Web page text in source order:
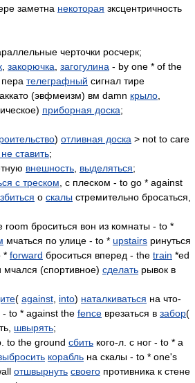
заметна некоторая зксцентричность
черточки росчерк;
закорючка загогулина - by one * оf the
телеграфный cигнал тире
(эвфмеизм) вм damn крыло
приборная доска;
) отливная доска > not to care
ставить;
внешность выделяться;
с треском , с плеском - to go * against
о скалы стремительно бросаться,
room броситься вон из комнаты - to *
мчаться по улице - to * upstairs ринуться
* forward броситься вперед - the train *ed
мчался (спортивное) сделать рывок в
( against into) наталкиваться на что-
- to * against the fence врезаться в забор(
швырять;
to the ground сбить кого-л. с ног - to * а
корабль на скалы - to * one's
отшвырнуть своего противника к стене